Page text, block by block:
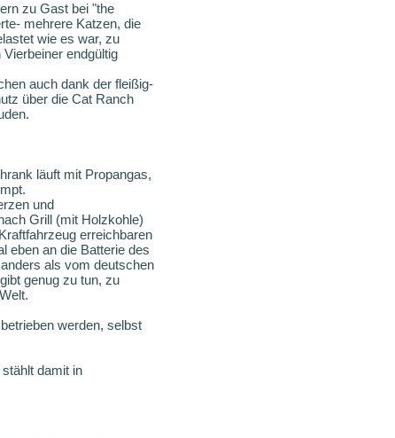
zu Gast bei "the
mehrere Katzen, die
wie es war, zu
endgültig
auch dank der fleißig-
über die Cat Ranch
läuft mit Propangas,
und
Grill (mit Holzkohle)
erreichbaren
eben an die Batterie des
als vom deutschen
genug zu tun, zu
werden, selbst
damit in